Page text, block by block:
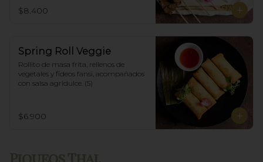
$8.400
Spring Roll Veggie
Rollito de masa frita, rellenos de
vegetales y fideos fansi, acompañados
con salsa agridulce. (5)
$6.900